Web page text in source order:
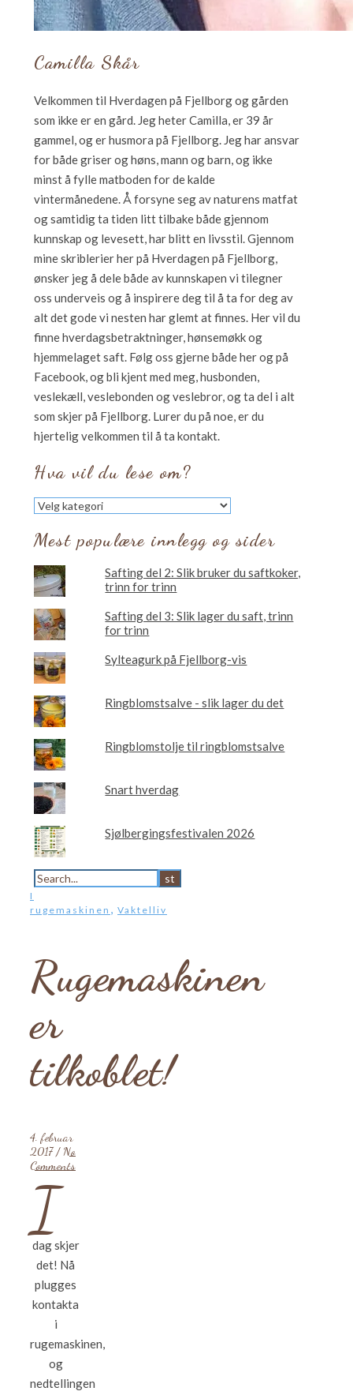
Camilla Skår
Velkommen til Hverdagen på Fjellborg og gården
som ikke er en gård. Jeg heter Camilla, er 39 år
gammel, og er husmora på Fjellborg. Jeg har ansvar
for både griser og høns, mann og barn, og ikke
minst å fylle matboden for de kalde
vintermånedene. Å forsyne seg av naturens matfat
og samtidig ta tiden litt tilbake både gjennom
kunnskap og levesett, har blitt en livsstil. Gjennom
mine skriblerier her på Hverdagen på Fjellborg,
ønsker jeg å dele både av kunnskapen vi tilegner
oss underveis og å inspirere deg til å ta for deg av
alt det gode vi nesten har glemt at finnes. Her vil du
finne hverdagsbetraktninger, hønsemøkk og
hjemmelaget saft. Følg oss gjerne både her og på
Facebook, og bli kjent med meg, husbonden,
veslekæll, veslebonden og veslebror, og ta del i alt
som skjer på Fjellborg. Lurer du på noe, er du
hjertelig velkommen til å ta kontakt.
Hva vil du lese om?
Hva
vil
du
lese
Mest populære innlegg og sider
Safting del 2: Slik bruker du saftkoker,
trinn for trinn
Safting del 3: Slik lager du saft, trinn
for trinn
Sylteagurk på Fjellborg-vis
Ringblomstsalve - slik lager du det
Ringblomstolje til ringblomstsalve
Snart hverdag
Sjølbergingsfestivalen 2026
I
rugemaskinen , Vaktelliv
Rugemaskinen
er
tilkoblet!
4. februar
2017 / No
Comments
I
dag skjer
det! Nå
plugges
kontakta
i
rugemaskinen,
og
nedtellingen